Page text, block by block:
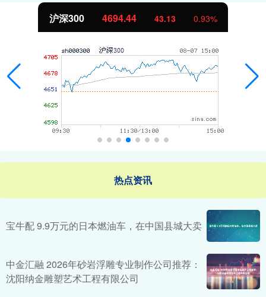
北证50 1134.24 11.37 1.01%
热点资讯
宝牛配 9.9万元的日本燃油车，在中国县城大卖
中金汇融 2026年砂岩浮雕专业制作公司推荐：
沈阳纳金雕塑艺术工程有限公司